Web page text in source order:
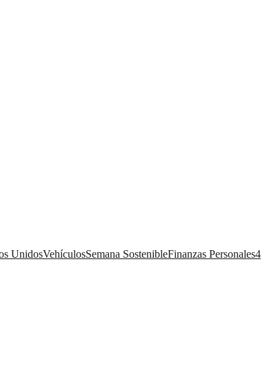
UnidosVehículosSemana SostenibleFinanzas Personales4